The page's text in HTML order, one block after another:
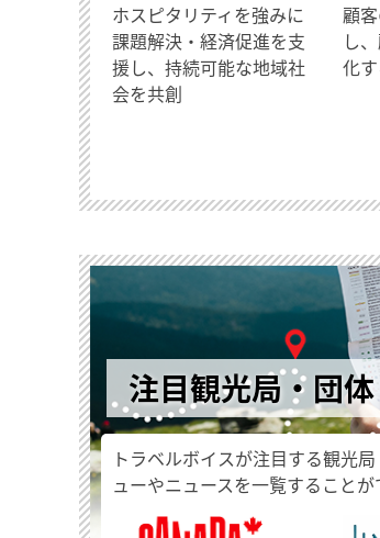
ホスピタリティを強みに
課題解決・経済促進を支
援し、持続可能な地域社
会を共創
顧
し
化
注目観光局・団
トラベルボイスが注目する観光
ューやニュースを一覧することが